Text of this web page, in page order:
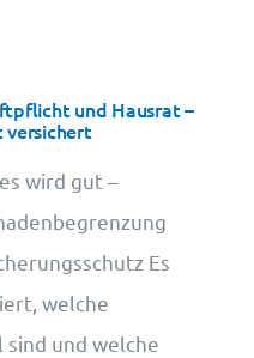
und Hausrat –
versichert
wird gut –
Es
welche
und welche